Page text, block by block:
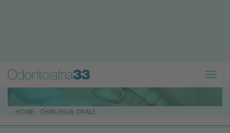
HOME - CHIRURGIA ORALE